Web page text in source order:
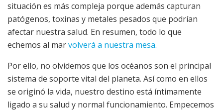
situación es más compleja porque además capturan
patógenos, toxinas y metales pesados que podrían
afectar nuestra salud. En resumen, todo lo que
echemos al marvolverá a nuestra mesa.
Por ello, no olvidemos que los océanos son el principal
sistema de soporte vital del planeta. Así como en ellos
se originó la vida, nuestro destino está íntimamente
ligado a su salud y normal funcionamiento. Empecemos